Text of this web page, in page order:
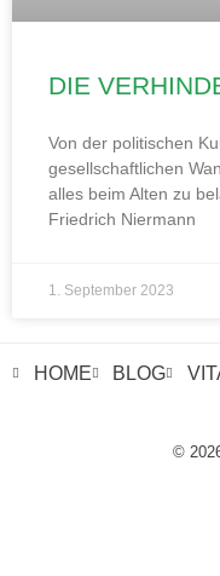
DIE
Von der politischen
gesellschaftlichen
alles beim Alten zu
Friedrich Niermann
1. September 2023
HOME BLOG
©